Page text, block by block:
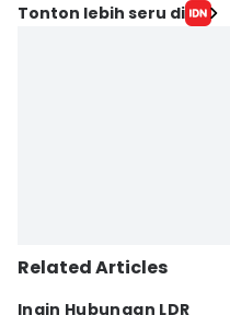
Tonton lebih seru di
Related Articles
Ingin Hubungan LDR